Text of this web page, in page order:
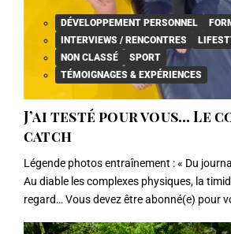
DÉVELOPPEMENT PERSONNEL
INTERVIEWS / RENCONTRES
NON CLASSÉ
SPORT
TÉMOIGNAGES & EXPÉRIENCES
J’ai testé pour vous… Le
catch
Légende photos entraînement : « Du
Au diable les complexes physiques, la
regard… Vous devez être abonné(e) pour